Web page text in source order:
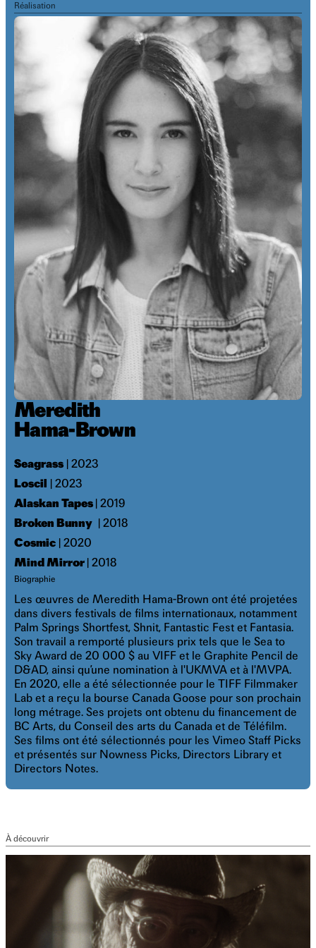
Réalisation
Meredith
Hama-Brown
Seagrass | 2023
Loscil | 2023
Alaskan Tapes | 2019
Broken Bunny | 2018
Cosmic | 2020
Mind Mirror | 2018
Biographie
Les œuvres de Meredith Hama-Brown ont été projetées
dans divers festivals de films internationaux, notamment
Palm Springs Shortfest, Shnit, Fantastic Fest et Fantasia.
Son travail a remporté plusieurs prix tels que le Sea to
Sky Award de 20 000 $ au VIFF et le Graphite Pencil de
D&AD, ainsi qu’une nomination à l'UKMVA et à l'MVPA.
En 2020, elle a été sélectionnée pour le TIFF Filmmaker
Lab et a reçu la bourse Canada Goose pour son prochain
long métrage. Ses projets ont obtenu du financement de
BC Arts, du Conseil des arts du Canada et de Téléfilm.
Ses films ont été sélectionnés pour les Vimeo Staff Picks
et présentés sur Nowness Picks, Directors Library et
Directors Notes.
À découvrir